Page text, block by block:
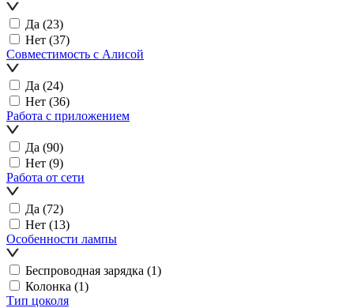
Да (23)
Нет (37)
Совместимость с Алисой
Да (24)
Нет (36)
Работа с приложением
Да (90)
Нет (9)
Работа от сети
Да (72)
Нет (13)
Особенности лампы
Беспроводная зарядка (1)
Колонка (1)
Тип цоколя